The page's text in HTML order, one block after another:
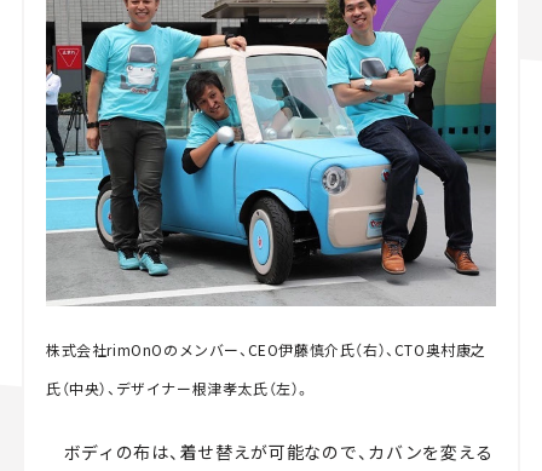
株式会社rimOnOのメンバー、CEO伊藤慎介氏（右）、CTO奥村康之
氏（中央）、デザイナー根津孝太氏（左）。
ボディの布は、着せ替えが可能なので、カバンを変える